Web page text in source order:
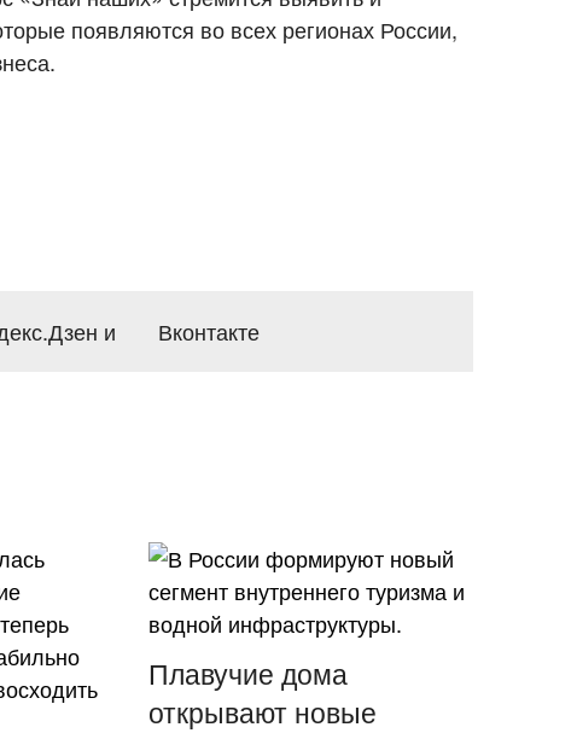
появляются во всех регионах России,
и Вконтакте
Плавучие дома
открывают новые